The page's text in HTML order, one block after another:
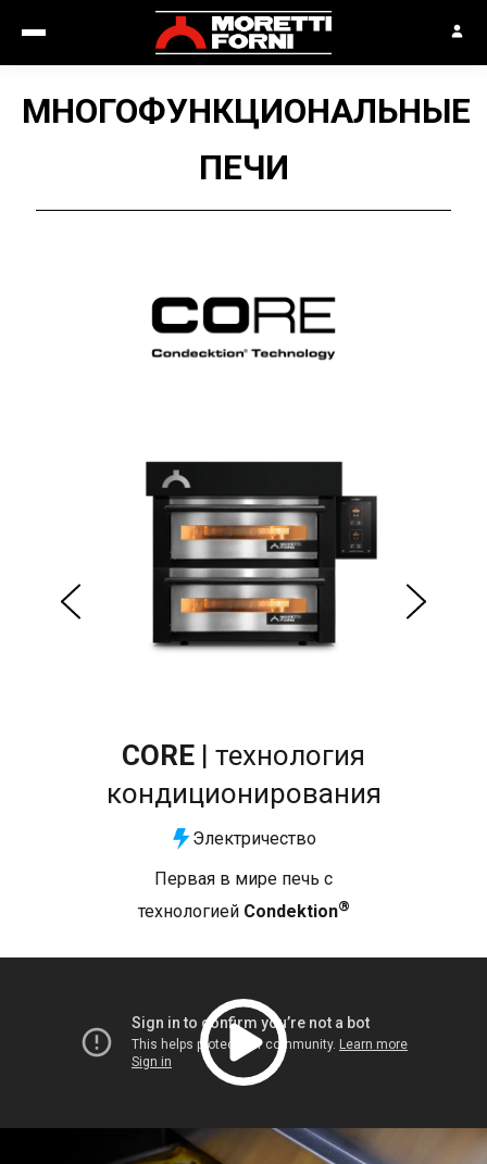
МНОГОФУНКЦИОНАЛЬНЫЕ
ПЕЧИ
CORE | технология
кондиционирования
Электричество
Первая в мире печь с
технологией Condektion®